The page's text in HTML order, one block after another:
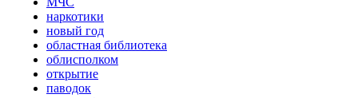
наркотики
новый год
областная библиотека
облисполком
открытие
паводок